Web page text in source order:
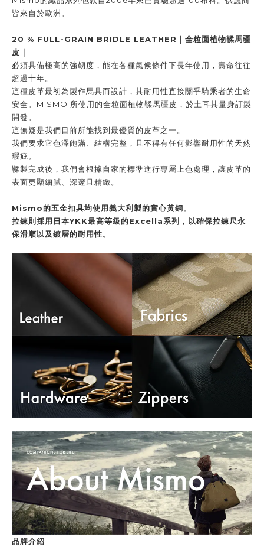
皆來自於歐洲。
20 % FULL-GRAIN BRIDLE LEATHER｜ 全粒面植物鞣馬疆
皮｜
必須具備極高的強韌度，能在各種氣候條件下長年使用，壽命往往
超過十年。
這種皮革最初為製作馬具而設計，其耐用性直接關乎騎乘者的生命
安全。MISMO 所使用的全粒面植物鞣馬疆皮，於土耳其量身訂製
開發。
這無疑是我們目前所能找到最優質的皮革之一。
我們要求它色澤飽滿、結構完整，且不得有任何影響耐用性的天然
瑕疵。
鞣製完成後，我們會根據自家的標準進行專屬上色處理，讓皮革的
表面更顯細膩、深邃且精緻。
Mismo的五金扣具均使用義大利製的實心黃銅。
拉鍊則採用日本YKK最高等級的Excella系列，以確保拉鍊尺永
保滑順以及鍍層的耐用性。
品牌介紹